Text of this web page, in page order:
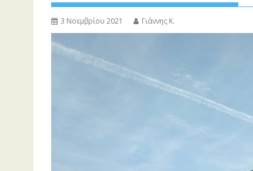
3 Νοεμβρίου 2021 Γιάννης Κ.